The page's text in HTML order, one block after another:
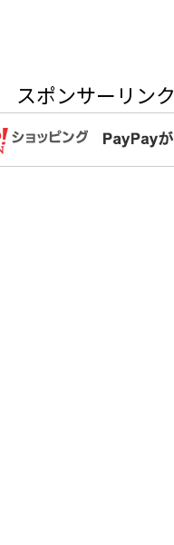
スポンサーリンク